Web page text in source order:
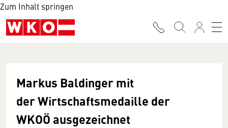
Zum Inhalt springen
Markus Baldinger mit
derWirtschaftsmedaille der
WKOÖ ausgezeichnet